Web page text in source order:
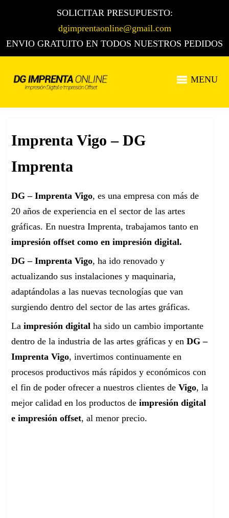
SOLICITAR PRESUPUESTO:
dgimprentaonline@gmail.com
ENVIO GRATUITO EN TODOS NUESTROS PEDIDOS
MENU
Imprenta Vigo – DG
Imprenta
DG – Imprenta Vigo, es una empresa con más de
20 años de experiencia en el sector de las artes
gráficas. En nuestra Imprenta, trabajamos tanto en
impresión offset como en impresión digital.
DG – Imprenta Vigo, ha ido renovado y
actualizando sus instalaciones y maquinaria,
adaptándolas a las nuevas tecnologías que van
surgiendo dentro del sector de las artes gráficas.
La impresión digitalha sido un cambio importante
dentro de la industria de las artes gráficas y en DG –
Imprenta Vigo, invertimos continuamente en
procesos productivos más rápidos y económicos con
el fin de poder ofrecer a nuestros clientes de Vigo, la
mejor calidad en los productos de impresión digital
e impresión offset, al menor precio.